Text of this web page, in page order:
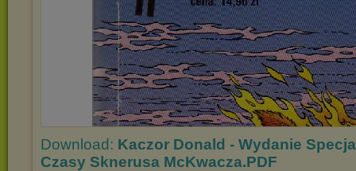
Download: Kaczor Donald - Wydanie
Czasy Sknerusa McKwacza.PDF